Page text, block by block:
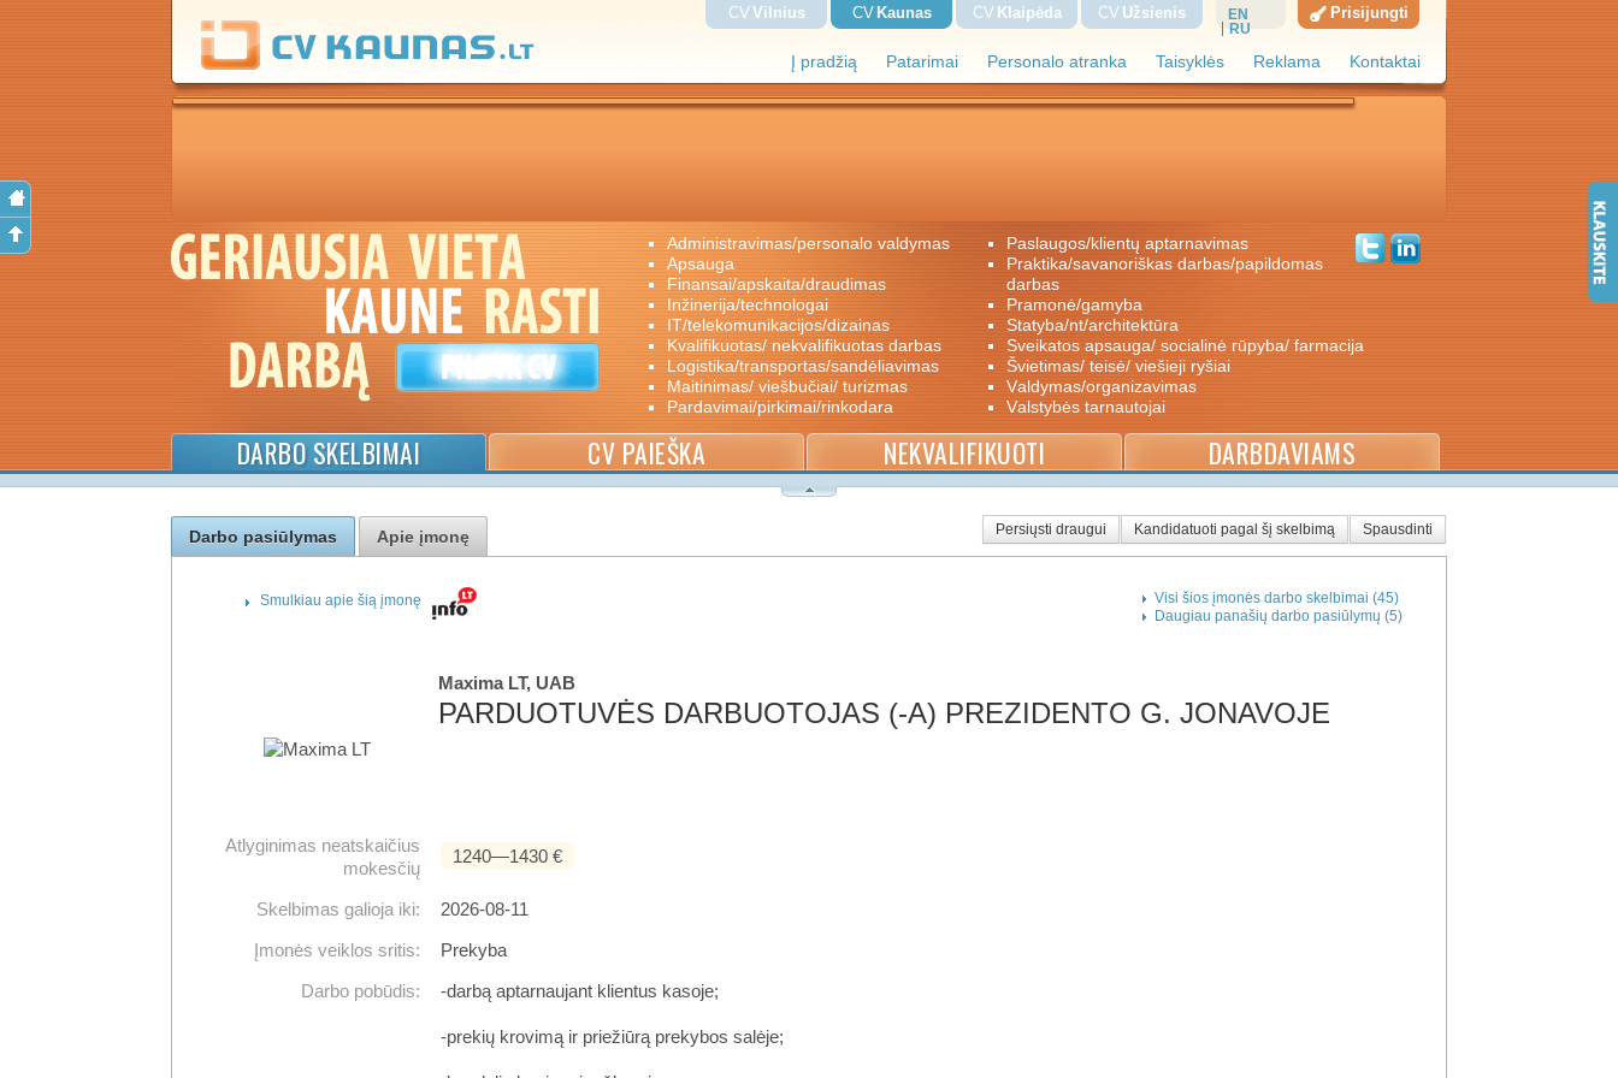
Į pradžią Patarimai Personalo atranka Taisyklės Reklama Kontaktai
CV Vilnius CV Kaunas CV Klaipėda CV Užsienis
EN
RU
Prisijungti
administravimas/personalo valdymas
apsauga
finansai/apskaita/draudimas
inžinerija/technologai
IT/telekomunikacijos/dizainas
kvalifikuotas/ nekvalifikuotas darbas
logistika/transportas/sandėliavimas
maitinimas/ viešbučiai/ turizmas
pardavimai/pirkimai/rinkodara
paslaugos/klientų aptarnavimas
praktika/savanoriškas darbas/papildomas
darbas
pramonė/gamyba
statyba/nt/architektūra
sveikatos apsauga/ socialinė rūpyba/ farmacija
švietimas/ teisė/ viešieji ryšiai
valdymas/organizavimas
valstybės tarnautojai
DARBO SKELBIMAI CV PAIEŠKA NEKVALIFIKUOTI DARBDAVIAMS
Persiųsti draugui Kandidatuoti pagal šį skelbimą Spausdinti
Darbo pasiūlymas Apie įmonę
Maxima LT, UAB
PARDUOTUVĖS DARBUOTOJAS (-A) PREZIDENTO G. JONAVOJE
Atlyginimas neatskaičius
mokesčių
1240―1430 €
Skelbimas galioja iki:
2026-08-11
Įmonės veiklos sritis:
Prekyba
Darbo pobūdis:
-darbą aptarnaujant klientus kasoje;
-prekių krovimą ir priežiūrą prekybos salėje;
Visi šios įmonės darbo skelbimai (45)
Daugiau panašių darbo pasiūlymų (5)
Smulkiau apie šią įmonę